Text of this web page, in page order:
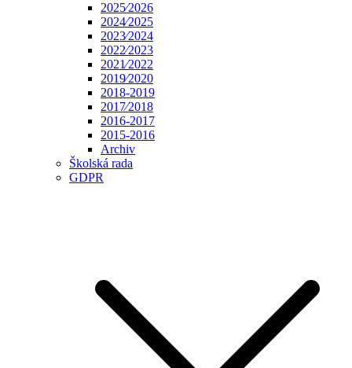
2025⁄2026
2024⁄2025
2023⁄2024
2022⁄2023
2021⁄2022
2019⁄2020
2018-2019
2017⁄2018
2016-2017
2015-2016
Archiv
Školská rada
GDPR